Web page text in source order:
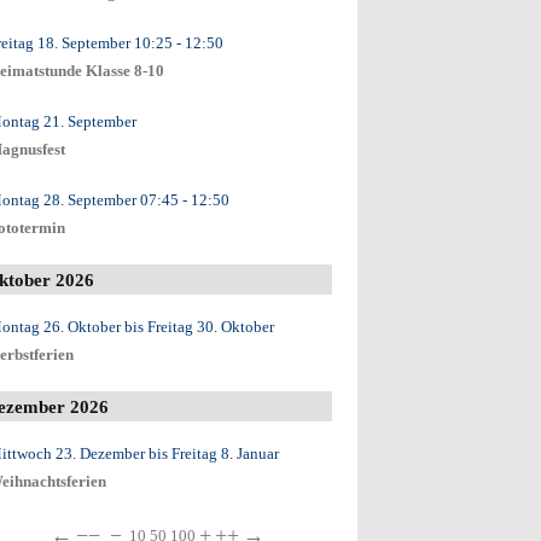
18. September10:25 - 12:50
Klasse 8-10
21. September
28. September07:45 - 12:50
2026
26. Oktoberbis Freitag 30. Oktober
2026
23. Dezemberbis Freitag 8. Januar
← −− − 10 50 100 + ++ →